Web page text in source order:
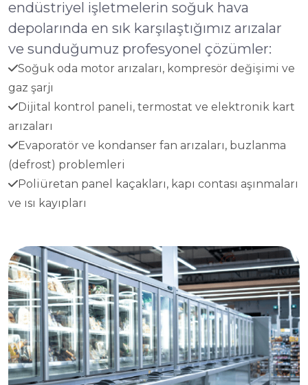
endüstriyel işletmelerin soğuk hava
depolarında en sık karşılaştığımız arızalar
ve sunduğumuz profesyonel çözümler:
Soğuk oda motor arızaları, kompresör değişimi ve
gaz şarjı
Dijital kontrol paneli, termostat ve elektronik kart
arızaları
Evaporatör ve kondanser fan arızaları, buzlanma
(defrost) problemleri
Poliüretan panel kaçakları, kapı contası aşınmaları
ve ısı kayıpları